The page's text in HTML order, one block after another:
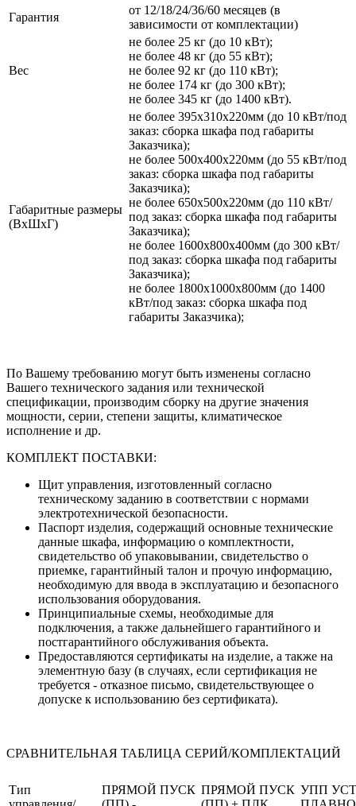
Гарантия
от 12/18/24/36/60 месяцев (в
зависимости от комплектации)
Вес
не более 25 кг (до 10 кВт);
не более 48 кг (до 55 кВт);
не более 92 кг (до 110 кВт);
не более 174 кг (до 300 кВт);
не более 345 кг (до 1400 кВт).
Габаритные размеры
(ВхШхГ)
не более 395х310х220мм (до 10 кВт/под
заказ: сборка шкафа под габариты
Заказчика);
не более 500х400х220мм (до 55 кВт/под
заказ: сборка шкафа под габариты
Заказчика);
не более 650х500х220мм (до 110 кВт/
под заказ: сборка шкафа под габариты
Заказчика);
не более 1600х800х400мм (до 300 кВт/
под заказ: сборка шкафа под габариты
Заказчика);
не более 1800х1000х800мм (до 1400
кВт/под заказ: сборка шкафа под
габариты Заказчика);
По Вашему требованию могут быть изменены согласно
Вашего технического задания или технической
спецификации, производим сборку на другие значения
мощности, серии, степени защиты, климатическое
исполнение и др.
КОМПЛЕКТ ПОСТАВКИ:
Щит управления, изготовленный согласно
техническому заданию в соответствии с нормами
электротехнической безопасности.
Паспорт изделия, содержащий основные технические
данные шкафа, информацию о комплектности,
свидетельство об упаковывании, свидетельство о
приемке, гарантийный талон и прочую информацию,
необходимую для ввода в эксплуатацию и безопасного
использования оборудования.
Принципиальные схемы, необходимые для
подключения, а также дальнейшего гарантийного и
постгарантийного обслуживания объекта.
Предоставляются сертификаты на изделие, а также на
элементную базу (в случаях, если сертификация не
требуется - отказное письмо, свидетельствующее о
допуске к использованию без сертификата).
СРАВНИТЕЛЬНАЯ ТАБЛИЦА СЕРИЙ/КОМПЛЕКТАЦИЙ
Тип
ПРЯМОЙ ПУСК ПРЯМОЙ ПУСК УПП